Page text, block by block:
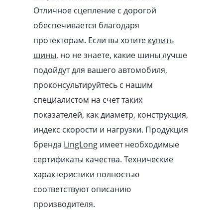
Отличное сцепление с дорогой
обеспечивается благодаря
протекторам. Если вы хотите купить
шины, но не знаете, какие шины лучше
подойдут для вашего автомобиля,
проконсультируйтесь с нашим
специалистом на счет таких
показателей, как диаметр, конструкция,
индекс скорости и нагрузки. Продукция
бренда LingLong имеет необходимые
сертификаты качества. Технические
характеристики полностью
соответствуют описанию
производителя.